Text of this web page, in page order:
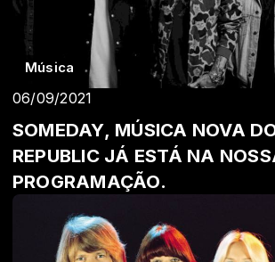
Música
06/09/2021
SOMEDAY, MÚSICA NOVA
REPUBLIC JÁ ESTÁ NA
PROGRAMAÇÃO.